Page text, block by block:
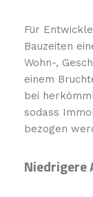
Für
Bauzeiten
Wohn-,
einem
bei
sodass
bezogen
Niedrigere